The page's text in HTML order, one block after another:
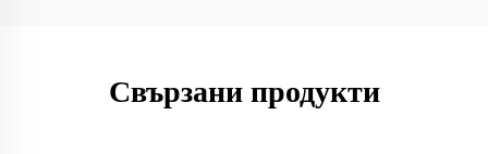
Свързани продукти